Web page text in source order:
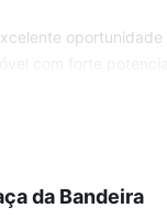
oportunidade
de locação. Este
está localizado no
o imóvel
da Bandeira